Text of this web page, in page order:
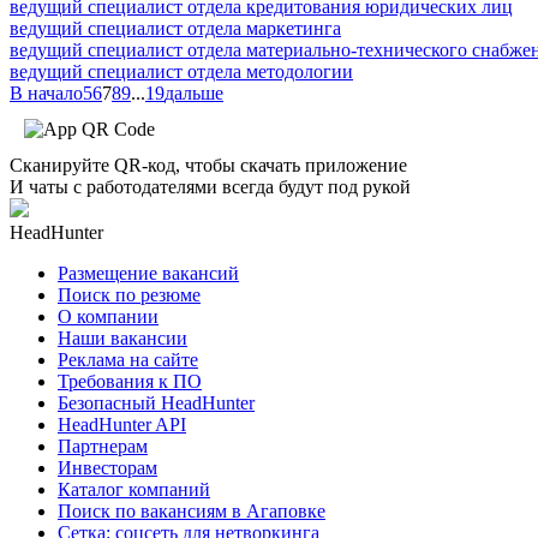
ведущий специалист отдела кредитования юридических лиц
ведущий специалист отдела маркетинга
ведущий специалист отдела материально-технического
ведущий специалист отдела методологии
В начало56789...19дальше
Сканируйте QR-код, чтобы скачать приложение
И чаты с работодателями всегда будут под рукой
HeadHunter
Размещение вакансий
Поиск по резюме
О компании
Наши вакансии
Реклама на сайте
Требования к ПО
Безопасный HeadHunter
HeadHunter API
Партнерам
Инвесторам
Каталог компаний
Поиск по вакансиям в Агаповке
Сетка: соцсеть для нетворкинга